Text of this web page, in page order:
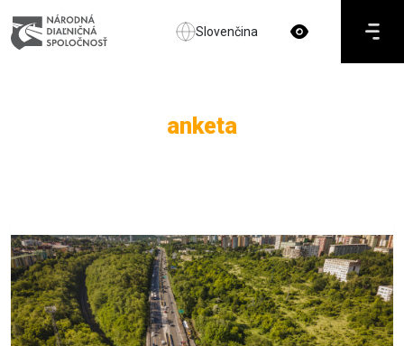
Slovenčina
anketa